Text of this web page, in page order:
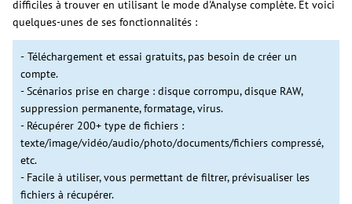
difficiles à trouver en utilisant le mode d'Analyse complète. Et voici
quelques-unes de ses fonctionnalités :
- Téléchargement et essai gratuits, pas besoin de créer un
compte.
- Scénarios prise en charge : disque corrompu, disque RAW,
suppression permanente, formatage, virus.
- Récupérer 200+ type de fichiers :
texte/image/vidéo/audio/photo/documents/fichiers compressé,
etc.
- Facile à utiliser, vous permettant de filtrer, prévisualiser les
fichiers à récupérer.